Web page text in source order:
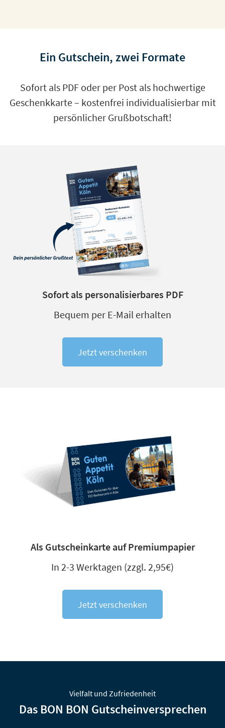
Ein Gutschein, zwei Formate
Sofort als PDF oder per Post als hochwertige
Geschenkkarte – kostenfrei individualisierbar mit
persönlicher Grußbotschaft!
Sofort als personalisierbares PDF
Bequem per E-Mail erhalten
Jetzt verschenken
Als Gutscheinkarte auf Premiumpapier
In 2-3 Werktagen (zzgl. 2,95€)
Jetzt verschenken
Vielfalt und Zufriedenheit
Das BON BON Gutscheinversprechen